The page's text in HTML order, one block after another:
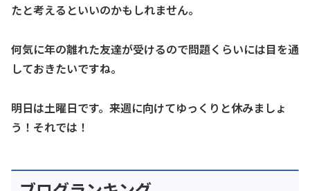
たと考えるといいのかもしれません。
何気に年の離れた友達が受けるので問題くらいには目を通
しておきたいですね。
明日は土曜日です。来週に向けてゆっくりと休みましょ
う！それでは！